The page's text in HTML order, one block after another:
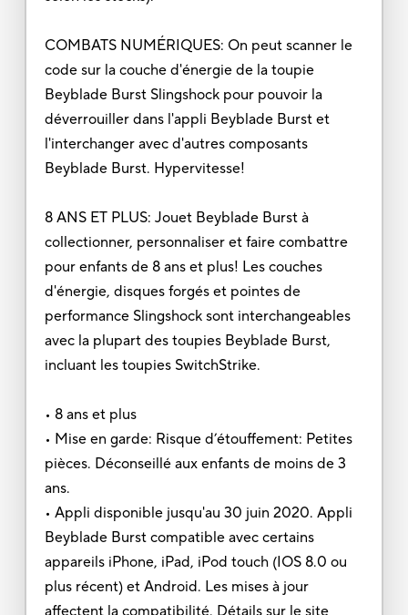
COMBATS NUMÉRIQUES: On peut scanner le
code sur la couche d'énergie de la toupie
Beyblade Burst Slingshock pour pouvoir la
déverrouiller dans l'appli Beyblade Burst et
l'interchanger avec d'autres composants
Beyblade Burst. Hypervitesse!
8 ANS ET PLUS: Jouet Beyblade Burst à
collectionner, personnaliser et faire combattre
pour enfants de 8 ans et plus! Les couches
d'énergie, disques forgés et pointes de
performance Slingshock sont interchangeables
avec la plupart des toupies Beyblade Burst,
incluant les toupies SwitchStrike.
• 8 ans et plus
• Mise en garde: Risque d’étouffement: Petites
pièces. Déconseillé aux enfants de moins de 3
ans.
• Appli disponible jusqu'au 30 juin 2020. Appli
Beyblade Burst compatible avec certains
appareils iPhone, iPad, iPod touch (IOS 8.0 ou
plus récent) et Android. Les mises à jour
affectent la compatibilité. Détails sur le site